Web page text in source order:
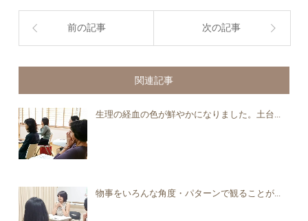
前の記事 次の記事
関連記事
生理の経血の色が鮮やかになりました。土台...
物事をいろんな角度・パターンで観ることが...